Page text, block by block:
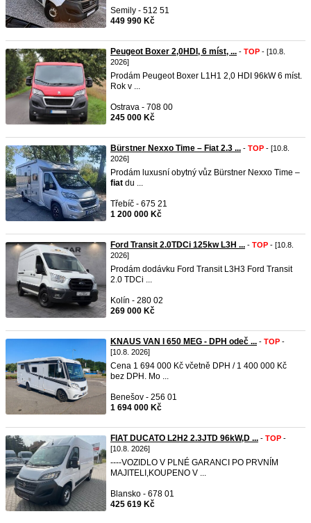
Semily - 512 51
449 990 Kč
Peugeot Boxer 2,0HDI, 6 míst, ... - TOP - [10.8.
2026]
Prodám Peugeot Boxer L1H1 2,0 HDI 96kW 6 míst.
Rok v ...
Ostrava - 708 00
245 000 Kč
Bürstner Nexxo Time – Fiat 2.3 ... - TOP - [10.8.
2026]
Prodám luxusní obytný vůz Bürstner Nexxo Time –
fiat du ...
Třebíč - 675 21
1 200 000 Kč
Ford Transit 2.0TDCi 125kw L3H ... - TOP - [10.8.
2026]
Prodám dodávku Ford Transit L3H3 Ford Transit
2.0 TDCi ...
Kolín - 280 02
269 000 Kč
KNAUS VAN I 650 MEG - DPH odeč ... - TOP -
[10.8. 2026]
Cena 1 694 000 Kč včetně DPH / 1 400 000 Kč
bez DPH. Mo ...
Benešov - 256 01
1 694 000 Kč
FIAT DUCATO L2H2 2.3JTD 96kW,D ... - TOP -
[10.8. 2026]
----VOZIDLO V PLNÉ GARANCI PO PRVNÍM
MAJITELI,KOUPENO V ...
Blansko - 678 01
425 619 Kč